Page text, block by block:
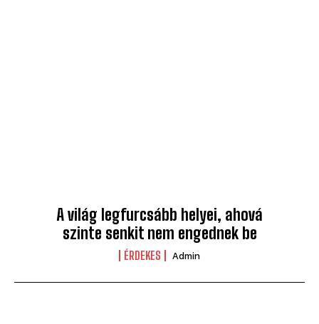
A világ legfurcsább helyei, ahová
szinte senkit nem engednek be
ÉRDEKES Admin